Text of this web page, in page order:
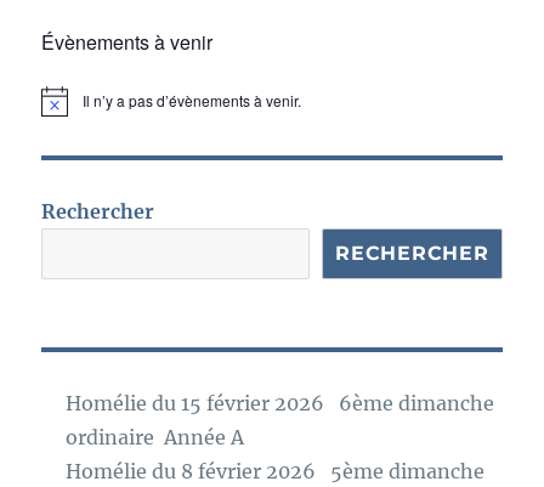
Évènements à venir
N
i
e
Il n’y a pas d’évènements à venir.
Rechercher
RECHERCHER
Homélie du 15 février 2026 6ème dimanche
ordinaire Année A
Homélie du 8 février 2026 5ème dimanche